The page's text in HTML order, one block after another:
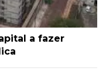
a fazer